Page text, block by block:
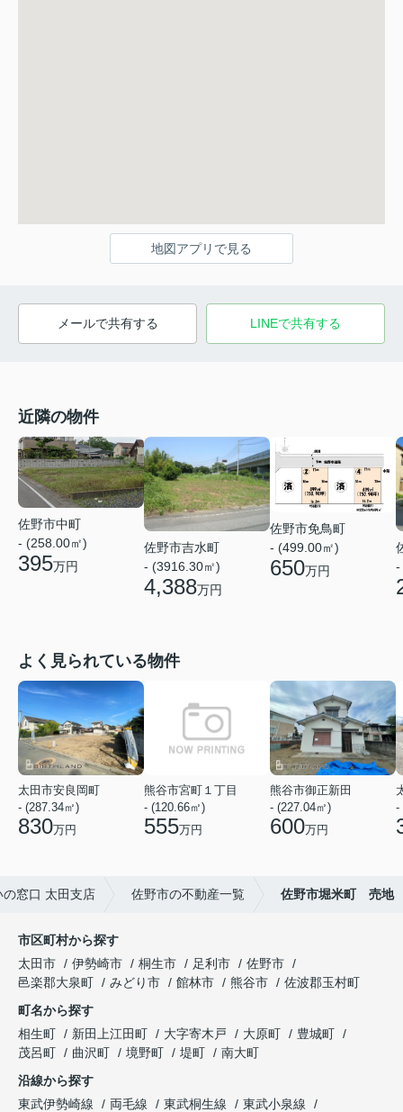
地図アプリで見る
メールで共有する LINEで共有する
近隣の物件
佐野市中町
- (258.00㎡)
395万円
佐野市吉水町
- (3916.30㎡)
4,388万円
佐野市免鳥町
- (499.00㎡)
650万円
-
よく見られている物件
太田市安良岡町
- (287.34㎡)
830万円
熊谷市宮町１丁目
- (120.66㎡)
555万円
熊谷市御正新田
- (227.04㎡)
600万円
-
窓口 太田支店 佐野市の不動産一覧 佐野市堀米町 売地
市区町村から探す
太田市
伊勢崎市 桐生市 足利市
佐野市
邑楽郡大泉町
みどり市 館林市 熊谷市
佐波郡玉村町
町名から探す
相生町
新田上江田町 大字寄木戸 大原町
豊城町
茂呂町
曲沢町 境野町 堤町
南大町
沿線から探す
東武伊勢崎線
両毛線 東武桐生線
東武小泉線